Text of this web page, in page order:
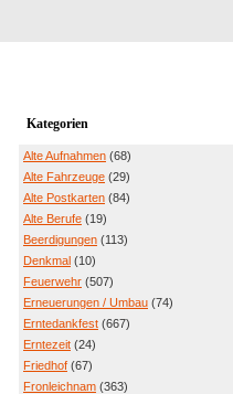
Kategorien
Alte Aufnahmen (68)
Alte Fahrzeuge (29)
Alte Postkarten (84)
Alte Berufe (19)
Beerdigungen (113)
Denkmal (10)
Feuerwehr (507)
Erneuerungen / Umbau (74)
Erntedankfest (667)
Erntezeit (24)
Friedhof (67)
Fronleichnam (363)